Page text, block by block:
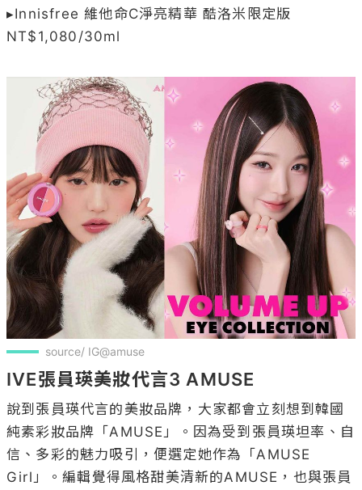
▸Innisfree 維他命C淨亮精華 酷洛米限定版
NT$1,080/30ml
source/ IG@amuse
IVE張員瑛美妝代言3 AMUSE
說到張員瑛代言的美妝品牌，大家都會立刻想到韓國
純素彩妝品牌「AMUSE」。因為受到張員瑛坦率、自
信、多彩的魅力吸引，便選定她作為「AMUSE
Girl」。編輯覺得風格甜美清新的AMUSE，也與張員